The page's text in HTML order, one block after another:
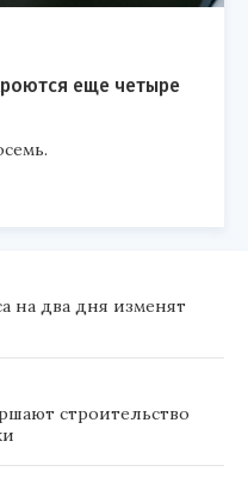
еще четыре
на два дня изменят
строительство